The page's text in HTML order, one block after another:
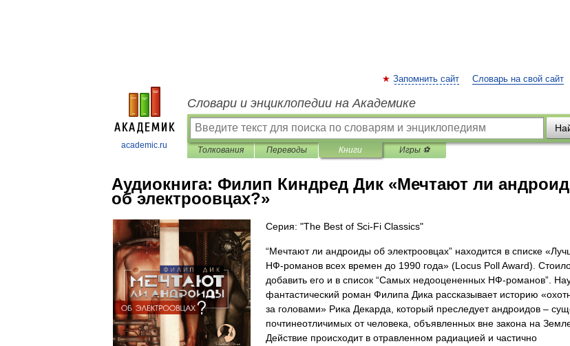
academic.ru
Запомнить сайт Словарь на свой сайт
Словари и энциклопедии на Академике
Толкования Переводы Книги Игры ⚽
Аудиокнига: Филип Киндред Дик «Мечтают ли
об электроовцах?»
Серия: "The Best of Sci-Fi Classics"
“Мечтают ли андроиды об электроовцах” находится в списке
НФ-романов всех времен до 1990 года» (Locus Poll Award).
добавить его и в список “Самых недооцененных НФ-романов”.
фантастический роман Филипа Дика рассказывает историю
за головами» Рика Декарда, который преследует андроидов –
почтинеотличимых от человека, объявленных вне закона на
Действие происходит в отравленном радиацией и частично